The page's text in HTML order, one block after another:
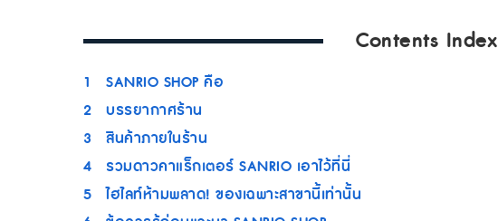
Contents Index
1
SANRIO SHOP คือ
2 บรรยากาศร้าน
3
สินค้าภายในร้าน
4
รวมดาวคาแร็กเตอร์ SANRIO เอาไว้ที่นี่
5 ไฮไลท์ห้ามพลาด! ของเฉพาะสาขานี้เท่านั้น